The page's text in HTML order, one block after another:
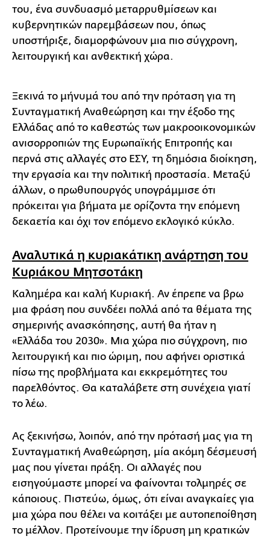
του, ένα συνδυασμό μεταρρυθμίσεων και
κυβερνητικών παρεμβάσεων που, όπως
υποστήριξε, διαμορφώνουν μια πιο σύγχρονη,
λειτουργική και ανθεκτική χώρα.
Ξεκινά το μήνυμά του από την πρόταση για τη
Συνταγματική Αναθεώρηση και την έξοδο της
Ελλάδας από το καθεστώς των μακροοικονομικών
ανισορροπιών της Ευρωπαϊκής Επιτροπής και
περνά στις αλλαγές στο ΕΣΥ, τη δημόσια διοίκηση,
την εργασία και την πολιτική προστασία. Μεταξύ
άλλων, ο πρωθυπουργός υπογράμμισε ότι
πρόκειται για βήματα με ορίζοντα την επόμενη
δεκαετία και όχι τον επόμενο εκλογικό κύκλο.
Αναλυτικά η κυριακάτικη ανάρτηση του
Κυριάκου Μητσοτάκη
Καλημέρα και καλή Κυριακή. Αν έπρεπε να βρω
μια φράση που συνδέει πολλά από τα θέματα της
σημερινής ανασκόπησης, αυτή θα ήταν η
«Ελλάδα του 2030». Μια χώρα πιο σύγχρονη, πιο
λειτουργική και πιο ώριμη, που αφήνει οριστικά
πίσω της προβλήματα και εκκρεμότητες του
παρελθόντος. Θα καταλάβετε στη συνέχεια γιατί
το λέω.
Ας ξεκινήσω, λοιπόν, από την πρότασή μας για τη
Συνταγματική Αναθεώρηση, μία ακόμη δέσμευσή
μας που γίνεται πράξη. Οι αλλαγές που
εισηγούμαστε μπορεί να φαίνονται τολμηρές σε
κάποιους. Πιστεύω, όμως, ότι είναι αναγκαίες για
μια χώρα που θέλει να κοιτάξει με αυτοπεποίθηση
το μέλλον. Προτείνουμε την ίδρυση μη κρατικών